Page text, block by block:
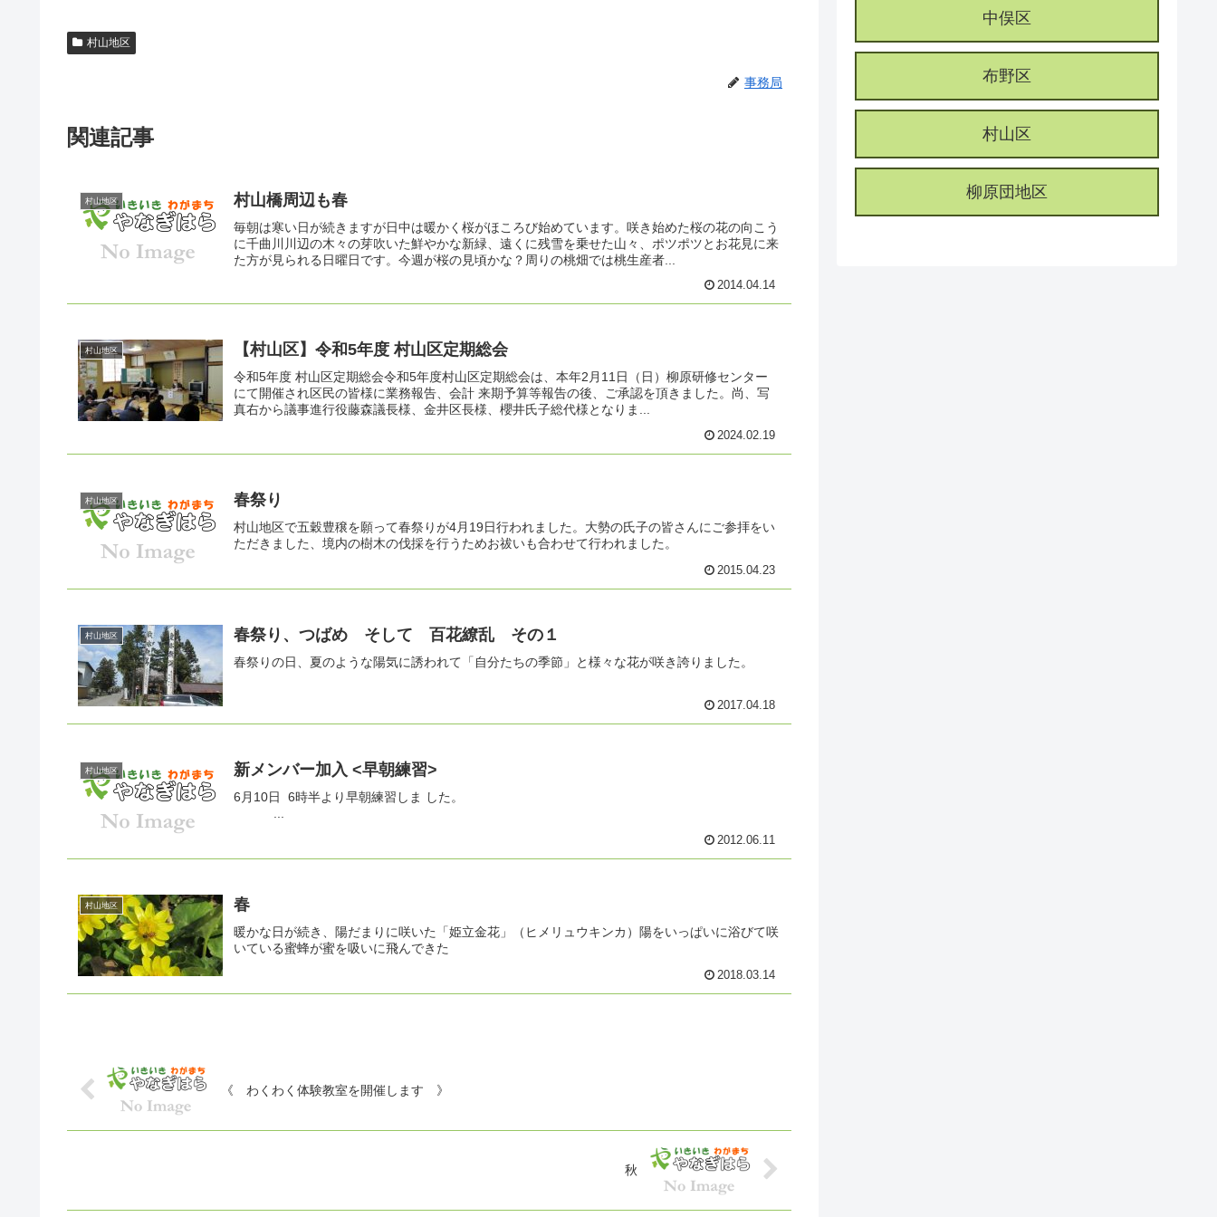
村山地区
事務局
関連記事
村山地区 村山橋周辺も春
毎朝は寒い日が続きますが日中は暖かく桜がほころび始めています。咲き始めた桜の花の向こう
に千曲川川辺の木々の芽吹いた鮮やかな新緑、遠くに残雪を乗せた山々、ポツポツとお花見に来
た方が見られる日曜日です。今週が桜の見頃かな？周りの桃畑では桃生産者...
2014.04.14
村山地区 【村山区】令和5年度 村山区定期総会
令和5年度 村山区定期総会令和5年度村山区定期総会は、本年2月11日（日）柳原研修センター
にて開催され区民の皆様に業務報告、会計 来期予算等報告の後、ご承認を頂きました。尚、写
真右から議事進行役藤森議長様、金井区長様、櫻井氏子総代様となりま...
2024.02.19
村山地区 春祭り
村山地区で五穀豊穣を願って春祭りが4月19日行われました。大勢の氏子の皆さんにご参拝をい
ただきました、境内の樹木の伐採を行うためお祓いも合わせて行われました。
2015.04.23
村山地区 春祭り、つばめ そして 百花繚乱 その１
春祭りの日、夏のような陽気に誘われて「自分たちの季節」と様々な花が咲き誇りました。
2017.04.18
村山地区 新メンバー加入 <早朝練習>
6月10日 6時半より早朝練習しま した。
2012.06.11
村山地区 春
暖かな日が続き、陽だまりに咲いた「姫立金花」（ヒメリュウキンカ）陽をいっぱいに浴びて咲
いている蜜蜂が蜜を吸いに飛んできた
2018.03.14
《 わくわく体験教室を開催します 》
秋
中俣区
布野区
村山区
柳原団地区